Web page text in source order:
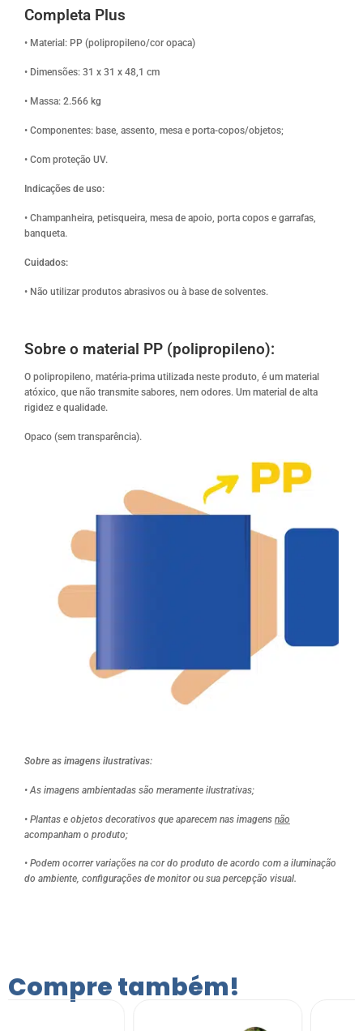
Completa Plus
• Material: PP (polipropileno/cor opaca)
• Dimensões: 31 x 31 x 48,1 cm
• Massa: 2.566 kg
• Componentes: base, assento, mesa e porta-copos/objetos;
• Com proteção UV.
Indicações de uso:
• Champanheira, petisqueira, mesa de apoio, porta copos e garrafas,
banqueta.
Cuidados:
• Não utilizar produtos abrasivos ou à base de solventes.
Sobre o material PP (polipropileno):
O polipropileno, matéria-prima utilizada neste produto, é um material
atóxico, que não transmite sabores, nem odores. Um material de alta
rigidez e qualidade.
Opaco (sem transparência).
Sobre as imagens ilustrativas:
• As imagens ambientadas são meramente ilustrativas;
• Plantas e objetos decorativos que aparecem nas imagens não
acompanham o produto;
• Podem ocorrer variações na cor do produto de acordo com a iluminação
do ambiente, configurações de monitor ou sua percepção visual.
Compre também!